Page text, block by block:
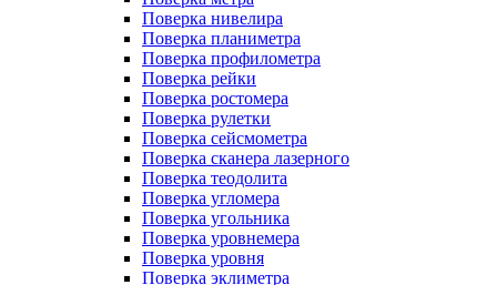
Поверка нивелира
Поверка планиметра
Поверка профилометра
Поверка рейки
Поверка ростомера
Поверка рулетки
Поверка сейсмометра
Поверка сканера лазерного
Поверка теодолита
Поверка угломера
Поверка угольника
Поверка уровнемера
Поверка уровня
Поверка эклиметра